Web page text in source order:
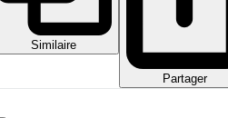
Similaire
Partager